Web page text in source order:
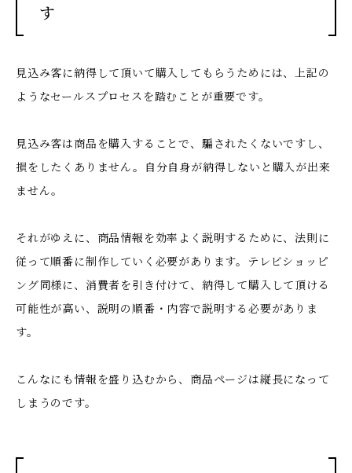
す
見込み客に納得して頂いて購入してもらうためには、上記の
ようなセールスプロセスを踏むことが重要です。
見込み客は商品を購入することで、騙されたくないですし、
損をしたくありません。自分自身が納得しないと購入が出来
ません。
それがゆえに、商品情報を効率よく説明するために、法則に
従って順番に制作していく必要があります。テレビショッピ
ング同様に、消費者を引き付けて、納得して購入して頂ける
可能性が高い、説明の順番・内容で説明する必要がありま
す。
こんなにも情報を盛り込むから、商品ページは縦長になって
しまうのです。